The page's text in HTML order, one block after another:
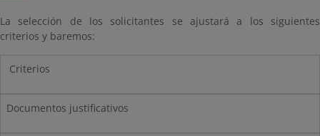
La selección de los solicitantes se ajustará a los siguientes
criterios y baremos:
Criterios
Documentos justificativos